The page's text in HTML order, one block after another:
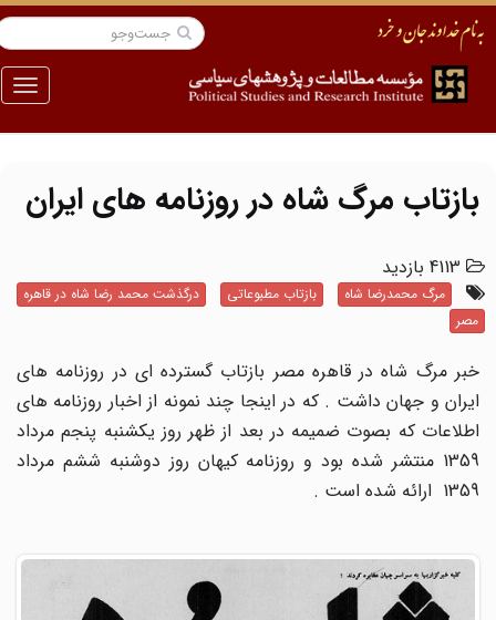
منو
بازتاب مرگ شاه در روزنامه های ایران
4113 بازدید
مرگ محمدرضا شاه بازتاب مطبوعاتی
درگذشت محمد رضا شاه در قاهره
مصر
خبر مرگ شاه در قاهره مصر بازتاب گسترده ای در روزنامه های
ایران و جهان داشت . که در اینجا چند نمونه از اخبار روزنامه های
اطلاعات که بصوت ضمیمه در بعد از ظهر روز یکشنبه پنجم مرداد
1359 منتشر شده بود و روزنامه کیهان روز دوشنبه ششم مرداد
1359 ارائه شده است .